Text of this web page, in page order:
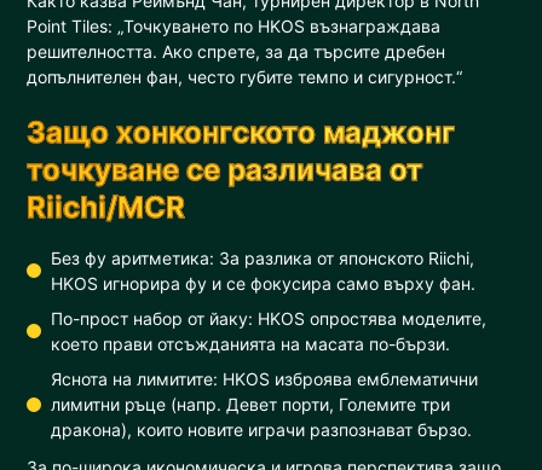
Point Tiles: „Точкуването по HKOS възнаграждава
решителността. Ако спрете, за да търсите дребен
допълнителен фан, често губите темпо и сигурност.“
Защо хонконгското маджонг
точкуване се различава от
Riichi/MCR
Без фу аритметика: За разлика от японското Riichi,
HKOS игнорира фу и се фокусира само върху фан.
По-прост набор от йаку: HKOS опростява моделите,
което прави отсъжданията на масата по-бързи.
Яснота на лимитите: HKOS изброява емблематични
лимитни ръце (напр. Девет порти, Големите три
дракона), които новите играчи разпознават бързо.